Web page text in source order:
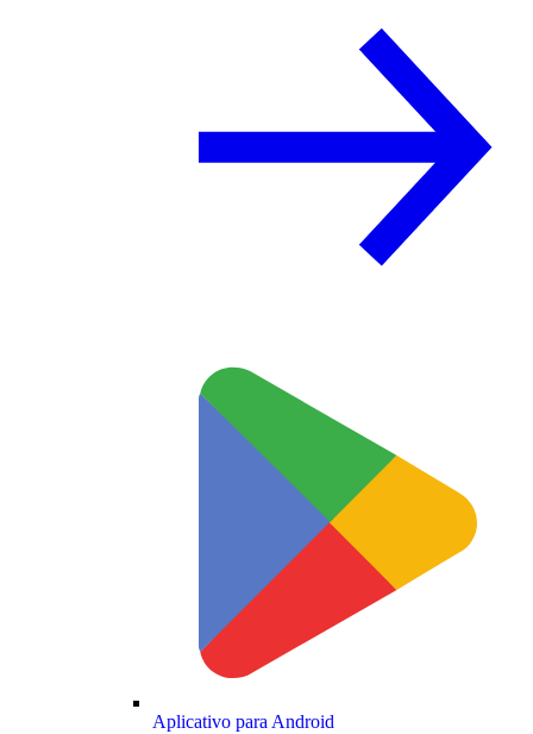
Aplicativo para Android